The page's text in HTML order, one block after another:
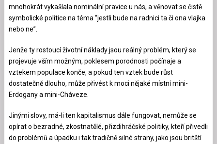
mnohokrát vykašlala nominální pravice u nás, a věnovat se čistě
symbolické politice na téma “jestli bude na radnici ta či ona vlajka
nebo ne”.
Jenže ty rostoucí životní náklady jsou reálný problém, který se
projevuje vším možným, poklesem porodnosti počínaje a
vztekem populace konče, a pokud ten vztek bude růst
dostatečně dlouho, může přivést k moci nějaké místní mini-
Erdogany a mini-Cháveze.
Jinými slovy, má-li ten kapitalismus dále fungovat, nemůže se
opírat o bezradné, zkostnatělé, přizdihráčské politiky, kteří přivedli
do problémů a úpadku i tak tradičně silné strany, jako jsou britští